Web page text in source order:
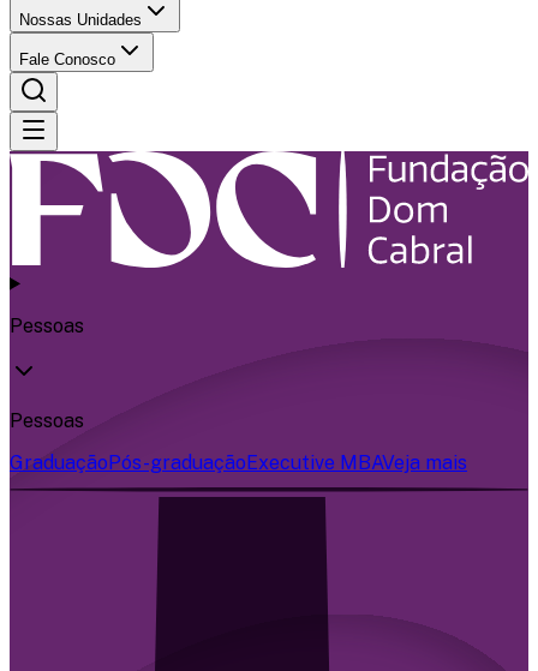
Nossas Unidades
Fale Conosco
Pessoas
Pessoas
GraduaçãoPós-graduaçãoExecutive MBAVeja mais